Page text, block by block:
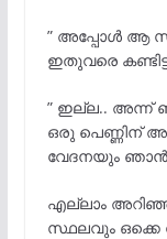
” അപ്പോൾ ആ
ഇതുവരെ
” ഇല്ല.. അന്ന്
ഒരു പെണ്ണിന്
വേദനയും
എല്ലാം
സ്ഥലവും ഒക്കെ